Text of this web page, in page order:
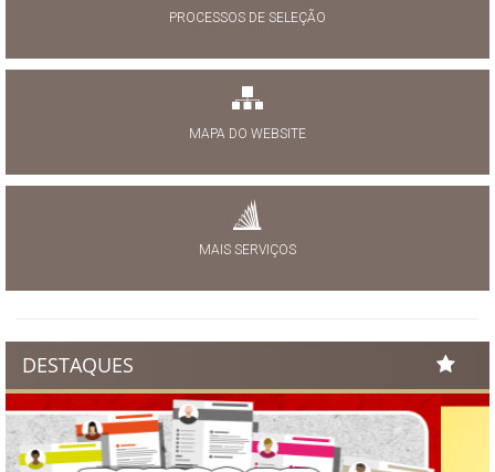
PROCESSOS DE SELEÇÃO
MAPA DO WEBSITE
MAIS SERVIÇOS
DESTAQUES